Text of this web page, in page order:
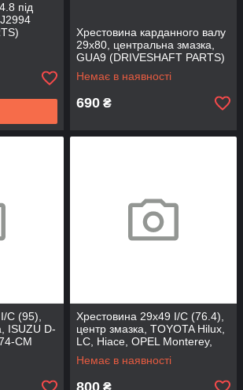
під
Хрестовина карданного валу
29x80, центральна змазка,
GUA9 (DRIVESHAFT PARTS)
Немає в наявності
690 ₴
C (95),
ISUZU D-
CM
Хрестовина 29x49 I/C (76.4),
центр змазка, TOYOTA Hilux,
LC, Hiace, OPEL Monterey,
GUT21-CM (CMRR)
Немає в наявності
800 ₴